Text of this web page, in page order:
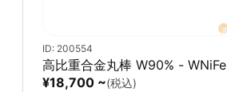
ID: 200554
高比重合金丸棒 W90% - WNiFe
¥18,700 ~(税込)